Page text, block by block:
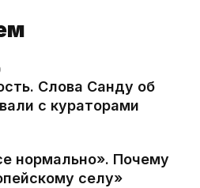
Слова Санду об
с кураторами
нормально». Почему
селу»